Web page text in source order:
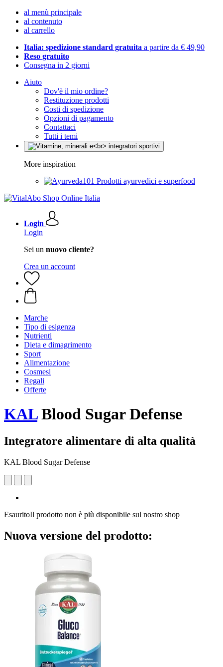
al menù principale
al contenuto
al carrello
Italia: spedizione standard gratuita a partire da € 49,90
Reso gratuito
Consegna in 2 giorni
Aiuto
Dov'è il mio ordine?
Restituzione prodotti
Costi di spedizione
Opzioni di pagamento
Contattaci
Tutti i temi
More inspiration
Prodotti ayurvedici e superfood
Login
Login
Sei un nuovo cliente?
Crea un account
Marche
Tipo di esigenza
Nutrienti
Dieta e dimagrimento
Sport
Alimentazione
Cosmesi
Regali
Offerte
KALBlood Sugar Defense
Integratore alimentare di alta qualità
KAL Blood Sugar Defense
EsauritoIl prodotto non è più disponibile sul nostro shop
Nuova versione del prodotto: